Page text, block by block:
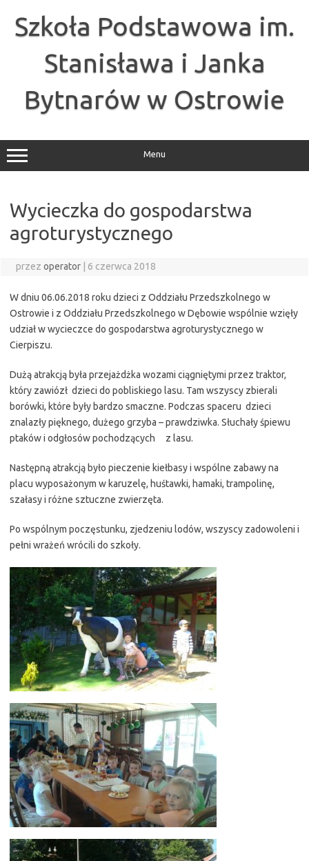
treściSzkoła Podstawowa im.
Stanisława i Janka
Bytnarów w Ostrowie
Menu
Wycieczka do gospodarstwa
agroturystycznego
przez operator 6 czerwca 2018
W dniu 06.06.2018 roku dzieci z Oddziału Przedszkolnego w
Ostrowie i z Oddziału Przedszkolnego w Dębowie wspólnie wzięły
udział w wycieczce do gospodarstwa agroturystycznego w
Cierpiszu.
Dużą atrakcją była przejażdżka wozami ciągniętymi przez traktor,
który zawiózł dzieci do pobliskiego lasu. Tam wszyscy zbierali
borówki, które były bardzo smaczne. Podczas spaceru dzieci
znalazły pięknego, dużego grzyba – prawdziwka. Słuchały śpiewu
ptaków i odgłosów pochodzących z lasu.
Następną atrakcją było pieczenie kiełbasy i wspólne zabawy na
placu wyposażonym w karuzelę, huśtawki, hamaki, trampolinę,
szałasy i różne sztuczne zwierzęta.
Po wspólnym poczęstunku, zjedzeniu lodów, wszyscy zadowoleni i
pełni wrażeń wrócili do szkoły.